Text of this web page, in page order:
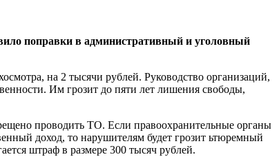
поправки в административный и уголовный
на 2 тысячи рублей. Руководство организаций,
Им грозит до пяти лет лишения свободы,
проводить ТО. Если правоохранительные органы
доход, то нарушителям будет грозит ьтюремный
штраф в размере 300 тысяч рублей.